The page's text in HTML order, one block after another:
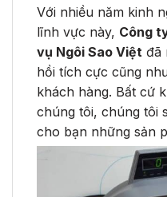
Với nhiều năm kinh
lĩnh vực này, Công
vụ Ngôi Sao Việt đã
hồi tích cực cũng
khách hàng. Bất cứ
chúng tôi, chúng tôi
cho bạn những sản